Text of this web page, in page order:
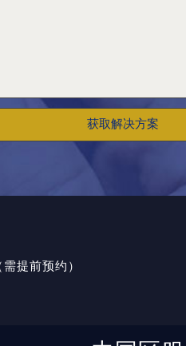
获取解决方案
提前预约）